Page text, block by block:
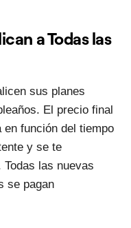
a Todas las
sus planes
El precio final
función del tiempo
y se te
las nuevas
se pagan